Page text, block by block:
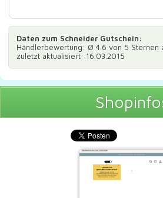
Daten zum Schneider Gutschein:
Händlerbewertung: Ø 4.6 von 5 Sternen
zuletzt aktualisiert: 16.03.2015